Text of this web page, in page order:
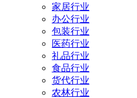
家居行业
办公行业
包装行业
医药行业
礼品行业
食品行业
货代行业
农林行业